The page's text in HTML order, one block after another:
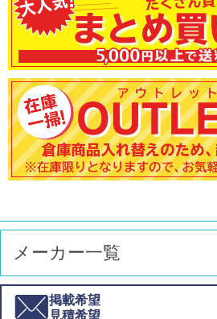
メーカー一覧
掲載希望
見積希望